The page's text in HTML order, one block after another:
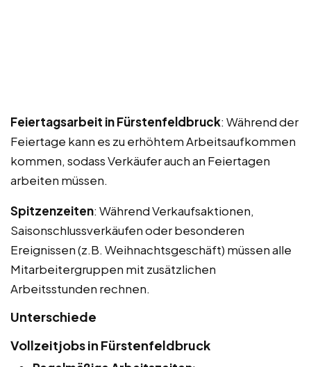
Feiertagsarbeit in Fürstenfeldbruck: Während der
Feiertage kann es zu erhöhtem Arbeitsaufkommen
kommen, sodass Verkäufer auch an Feiertagen
arbeiten müssen.
Spitzenzeiten: Während Verkaufsaktionen,
Saisonschlussverkäufen oder besonderen
Ereignissen (z.B. Weihnachtsgeschäft) müssen alle
Mitarbeitergruppen mit zusätzlichen
Arbeitsstunden rechnen.
Unterschiede
Vollzeitjobs in Fürstenfeldbruck